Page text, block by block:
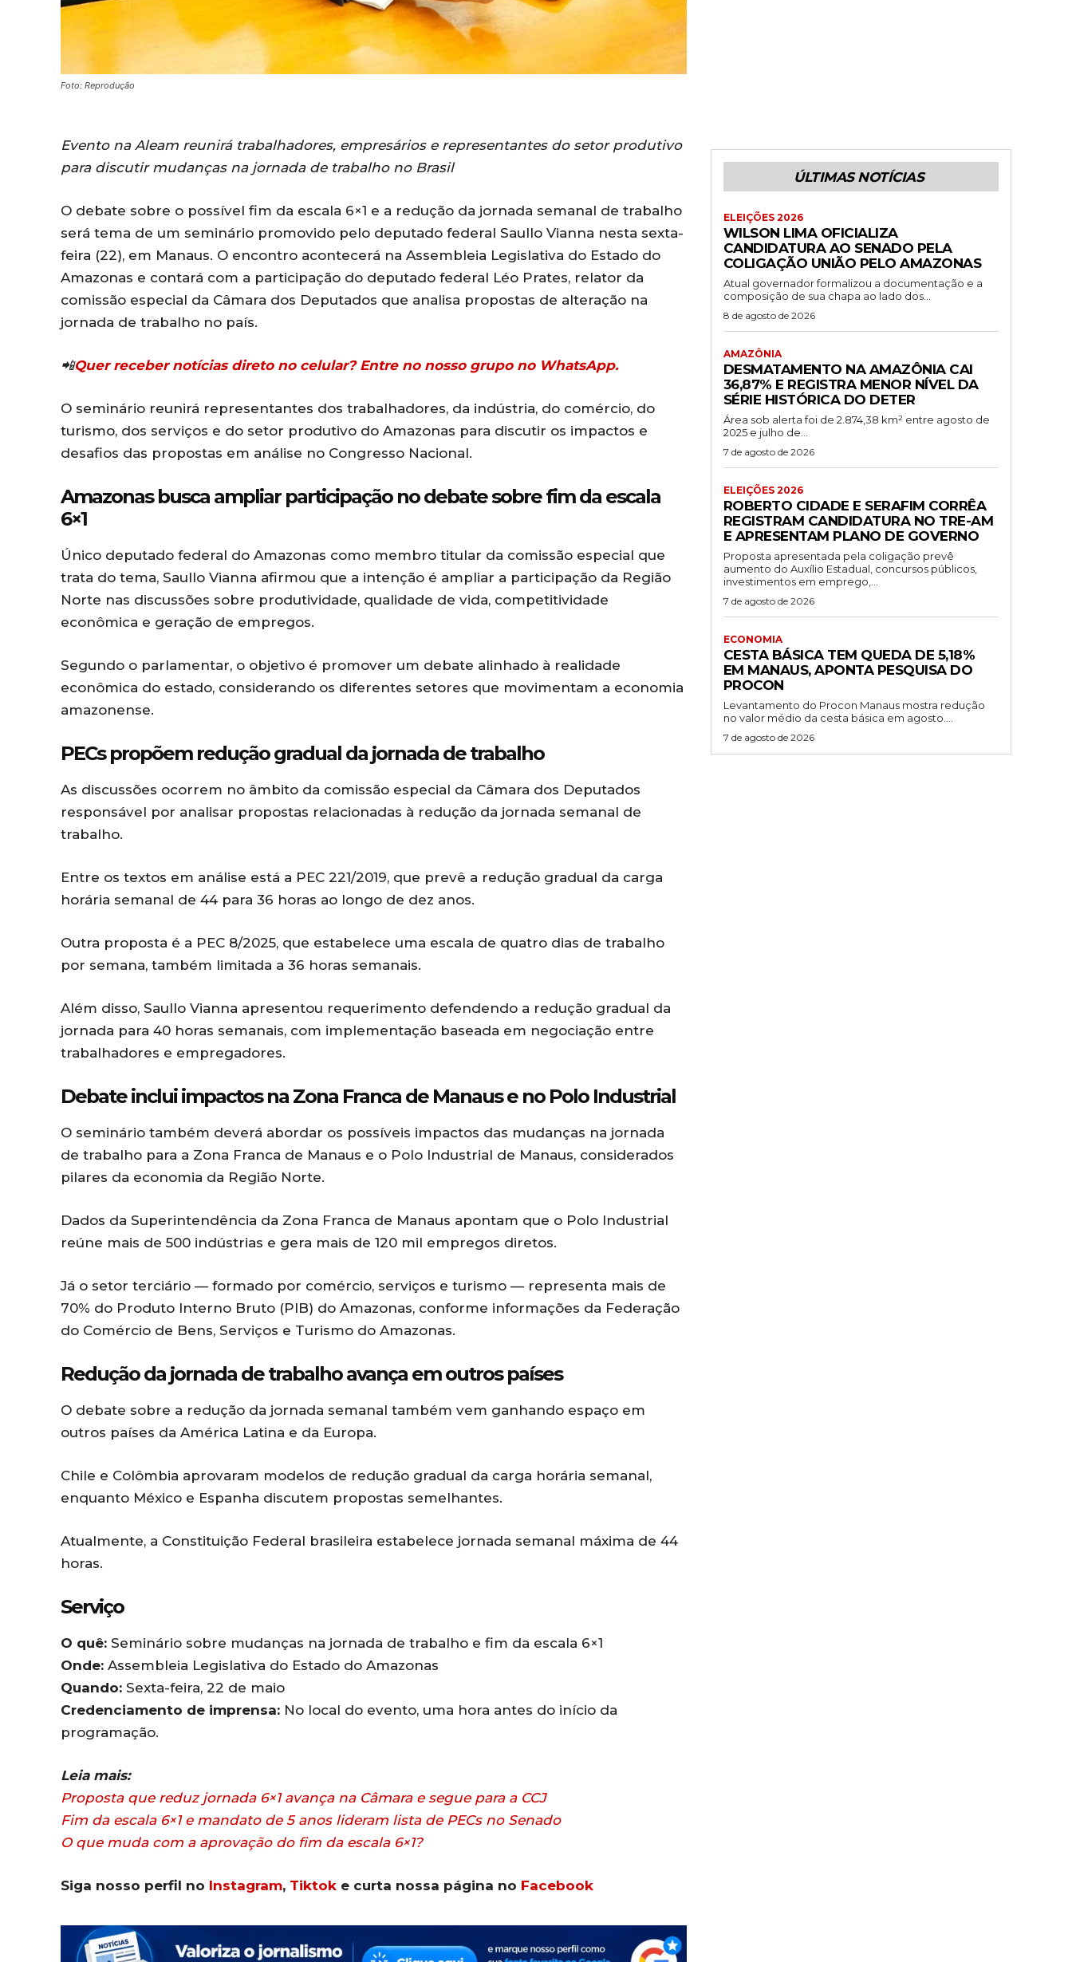
Foto: Reprodução
Evento na Aleam reunirá trabalhadores, empresários e representantes do setor produtivo
para discutir mudanças na jornada de trabalho no Brasil
O debate sobre o possível fim da escala 6×1 e a redução da jornada semanal de trabalho
será tema de um seminário promovido pelo deputado federal Saullo Vianna nesta sexta-
feira (22), em Manaus. O encontro acontecerá na Assembleia Legislativa do Estado do
Amazonas e contará com a participação do deputado federal Léo Prates, relator da
comissão especial da Câmara dos Deputados que analisa propostas de alteração na
jornada de trabalho no país.
📲Quer receber notícias direto no celular? Entre no nosso grupo no WhatsApp.
O seminário reunirá representantes dos trabalhadores, da indústria, do comércio, do
turismo, dos serviços e do setor produtivo do Amazonas para discutir os impactos e
desafios das propostas em análise no Congresso Nacional.
Amazonas busca ampliar participação no debate sobre fim da escala
6×1
Único deputado federal do Amazonas como membro titular da comissão especial que
trata do tema, Saullo Vianna afirmou que a intenção é ampliar a participação da Região
Norte nas discussões sobre produtividade, qualidade de vida, competitividade
econômica e geração de empregos.
Segundo o parlamentar, o objetivo é promover um debate alinhado à realidade
econômica do estado, considerando os diferentes setores que movimentam a economia
amazonense.
PECs propõem redução gradual da jornada de trabalho
As discussões ocorrem no âmbito da comissão especial da Câmara dos Deputados
responsável por analisar propostas relacionadas à redução da jornada semanal de
trabalho.
Entre os textos em análise está a PEC 221/2019, que prevê a redução gradual da carga
horária semanal de 44 para 36 horas ao longo de dez anos.
Outra proposta é a PEC 8/2025, que estabelece uma escala de quatro dias de trabalho
por semana, também limitada a 36 horas semanais.
Além disso, Saullo Vianna apresentou requerimento defendendo a redução gradual da
jornada para 40 horas semanais, com implementação baseada em negociação entre
trabalhadores e empregadores.
Debate inclui impactos na Zona Franca de Manaus e no Polo Industrial
O seminário também deverá abordar os possíveis impactos das mudanças na jornada
de trabalho para a Zona Franca de Manaus e o Polo Industrial de Manaus, considerados
pilares da economia da Região Norte.
Dados da Superintendência da Zona Franca de Manaus apontam que o Polo Industrial
reúne mais de 500 indústrias e gera mais de 120 mil empregos diretos.
Já o setor terciário — formado por comércio, serviços e turismo — representa mais de
70% do Produto Interno Bruto (PIB) do Amazonas, conforme informações da Federação
do Comércio de Bens, Serviços e Turismo do Amazonas.
Redução da jornada de trabalho avança em outros países
O debate sobre a redução da jornada semanal também vem ganhando espaço em
outros países da América Latina e da Europa.
Chile e Colômbia aprovaram modelos de redução gradual da carga horária semanal,
enquanto México e Espanha discutem propostas semelhantes.
Atualmente, a Constituição Federal brasileira estabelece jornada semanal máxima de 44
horas.
Serviço
O quê: Seminário sobre mudanças na jornada de trabalho e fim da escala 6×1
Onde: Assembleia Legislativa do Estado do Amazonas
Quando: Sexta-feira, 22 de maio
Credenciamento de imprensa: No local do evento, uma hora antes do início da
programação.
Leia mais:
Proposta que reduz jornada 6×1 avança na Câmara e segue para a CCJ
Fim da escala 6×1 e mandato de 5 anos lideram lista de PECs no Senado
O que muda com a aprovação do fim da escala 6×1?
Siga nosso perfil no Instagram, Tiktok e curta nossa página no Facebook
ÚLTIMAS NOTÍCIAS
ELEIÇÕES 2026
WILSON LIMA OFICIALIZA
CANDIDATURA AO SENADO PELA
COLIGAÇÃO UNIÃO PELO AMAZONAS
Atual governador formalizou a documentação e a
composição de sua chapa ao lado dos...
8 de agosto de 2026
AMAZÔNIA
DESMATAMENTO NA AMAZÔNIA CAI
36,87% E REGISTRA MENOR NÍVEL DA
SÉRIE HISTÓRICA DO DETER
Área sob alerta foi de 2.874,38 km² entre agosto de
2025 e julho de...
7 de agosto de 2026
ELEIÇÕES 2026
ROBERTO CIDADE E SERAFIM CORRÊA
REGISTRAM CANDIDATURA NO TRE-AM
E APRESENTAM PLANO DE GOVERNO
Proposta apresentada pela coligação prevê
aumento do Auxílio Estadual, concursos públicos,
investimentos em emprego,...
7 de agosto de 2026
ECONOMIA
CESTA BÁSICA TEM QUEDA DE 5,18%
EM MANAUS, APONTA PESQUISA DO
PROCON
Levantamento do Procon Manaus mostra redução
no valor médio da cesta básica em agosto....
7 de agosto de 2026